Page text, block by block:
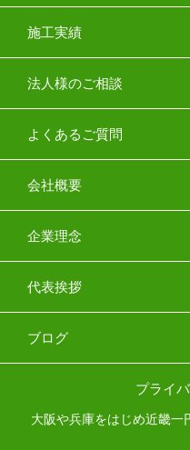
施工実績
法人様のご相談
よくあるご質問
会社概要
企業理念
代表挨拶
ブログ
プライ
大阪や兵庫をはじめ近畿一